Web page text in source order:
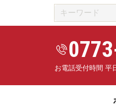
お電話受付時間 平